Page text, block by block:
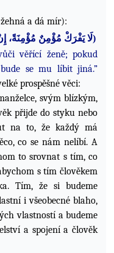
a dá mír):
(لَا يَفْرَكْ مُؤْمِنٌ مُؤْمِنَةً،
věřící ženě; pokud
se mu líbit jiná.”
prospěšné věci:
svým blízkým,
přijde do styku nebo
na to, že každý má
co se nám nelíbí. A
to srovnat s tím, co
s tím člověkem
Tím, že si budeme
i všeobecné blaho,
vlastností a budeme
a spojení a člověk